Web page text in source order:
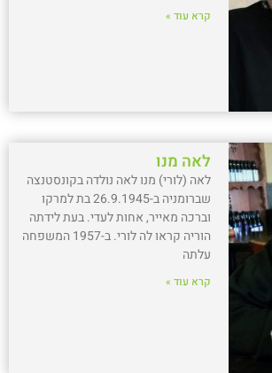
קרא עוד »
לאה מנו
לאה (לורי) מנו לאה נולדה בקונסטנצה
שברומניה ב-26.9.1945 בת למרקו
וברכה מאייר, אחות לעדי. בעת לידתה
הוריה קראו לה לורי. ב-1957 המשפחה
עלתה
קרא עוד »